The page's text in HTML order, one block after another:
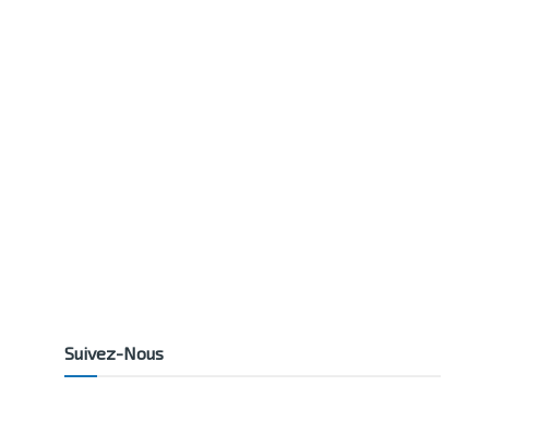
Suivez-Nous